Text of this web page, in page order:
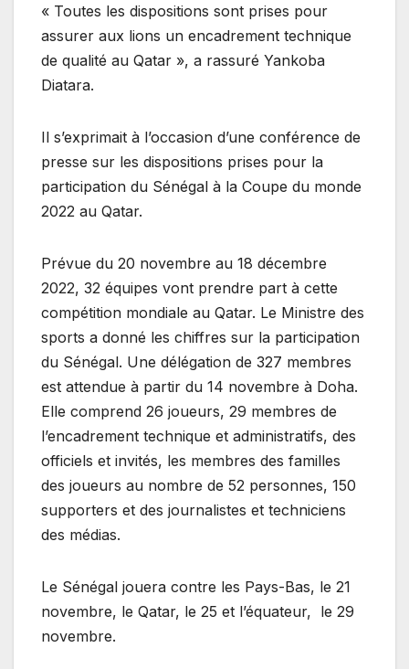
« Toutes les dispositions sont prises pour
assurer aux lions un encadrement technique
de qualité au Qatar », a rassuré Yankoba
Diatara.
Il s’exprimait à l’occasion d’une conférence de
presse sur les dispositions prises pour la
participation du Sénégal à la Coupe du monde
2022 au Qatar.
Prévue du 20 novembre au 18 décembre
2022, 32 équipes vont prendre part à cette
compétition mondiale au Qatar. Le Ministre des
sports a donné les chiffres sur la participation
du Sénégal. Une délégation de 327 membres
est attendue à partir du 14 novembre à Doha.
Elle comprend 26 joueurs, 29 membres de
l’encadrement technique et administratifs, des
officiels et invités, les membres des familles
des joueurs au nombre de 52 personnes, 150
supporters et des journalistes et techniciens
des médias.
Le Sénégal jouera contre les Pays-Bas, le 21
novembre, le Qatar, le 25 et l’équateur, le 29
novembre.